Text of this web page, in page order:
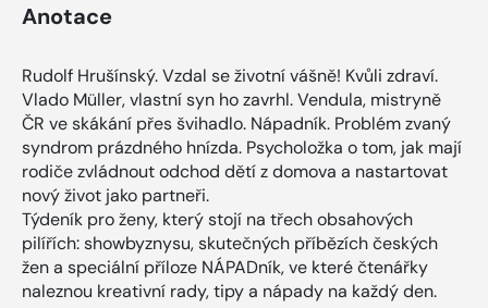
Anotace
Rudolf Hrušínský. Vzdal se životní vášně! Kvůli zdraví.
Vlado Müller, vlastní syn ho zavrhl. Vendula, mistryně
ČR ve skákání přes švihadlo. Nápadník. Problém zvaný
syndrom prázdného hnízda. Psycholožka o tom, jak mají
rodiče zvládnout odchod dětí z domova a nastartovat
nový život jako partneři.
Týdeník pro ženy, který stojí na třech obsahových
pilířích: showbyznysu, skutečných příbězích českých
žen a speciální příloze NÁPADník, ve které čtenářky
naleznou kreativní rady, tipy a nápady na každý den.